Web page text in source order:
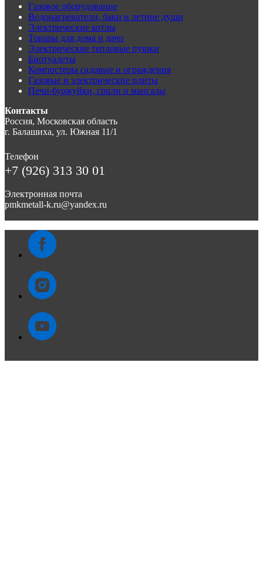
Газовое оборудование
Водонагреватели, баки и летние души
Электрические котлы
Товары для дома и дачи
Электрические тепловые пушки
Биотуалеты
Компостеры садовые и ограждения
Газовые и электрические плиты
Печи-буржуйки, грили и мангалы
Контакты
Россия, Московская область
г. Балашиха, ул. Южная 11/1
Телефон
+7 (926) 313 30 01
Электронная почта
pmkmetall-k.ru@yandex.ru